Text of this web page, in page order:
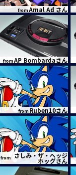
fromAmal Ad さん
fromAP Bombardaさん
from Ruben10さん
from さしみ・ザ・ヘッジ
ホッグさん